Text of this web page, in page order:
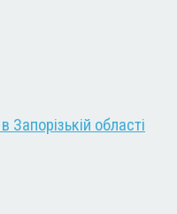
Запорізькій області